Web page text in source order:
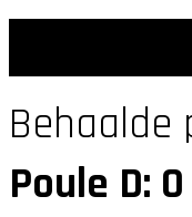
Behaalde
Poule D: